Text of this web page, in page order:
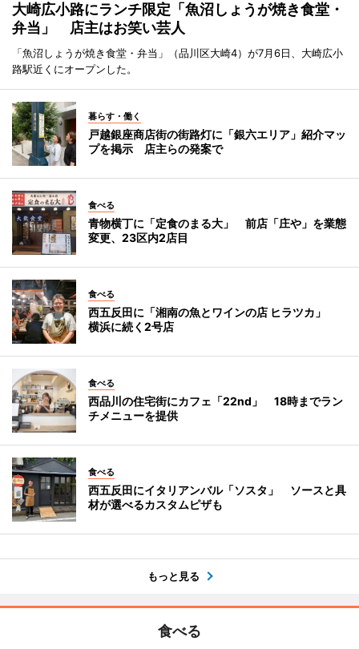
大崎広小路にランチ限定「魚沼しょうが焼き食堂・
弁当」 店主はお笑い芸人
「魚沼しょうが焼き食堂・弁当」（品川区大崎4）が7月6日、大崎広小
路駅近くにオープンした。
暮らす・働く
戸越銀座商店街の街路灯に「銀六エリア」紹介マッ
プを掲示 店主らの発案で
食べる
青物横丁に「定食のまる大」 前店「庄や」を業態
変更、23区内2店目
食べる
西五反田に「湘南の魚とワインの店 ヒラツカ」
横浜に続く2号店
食べる
西品川の住宅街にカフェ「22nd」 18時までラン
チメニューを提供
食べる
西五反田にイタリアンバル「ソスタ」 ソースと具
材が選べるカスタムピザも
もっと見る
食べる